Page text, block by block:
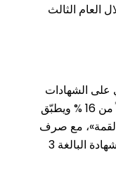
النسبة عند 12.25 % خلال العام الثالث
على الشهادات
الثلاثية ذات العائد الثابت إلى 17.25 % بدلاً من 16 % ويطبّق
مع صرف
العائد للعملاء شهرياً بانتظام طوال مدة الشهادة البالغة 3